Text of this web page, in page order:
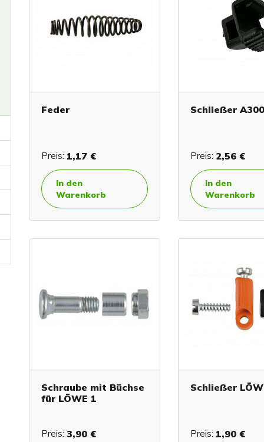
Feder
Preis: 1,17 €
In den
Warenkorb
Schließer
Preis: 2,56 €
In den
Warenkorb
Schraube mit Büchse
für LÖWE 1
Preis: 3,90 €
Schließer
Preis: 1,90 €